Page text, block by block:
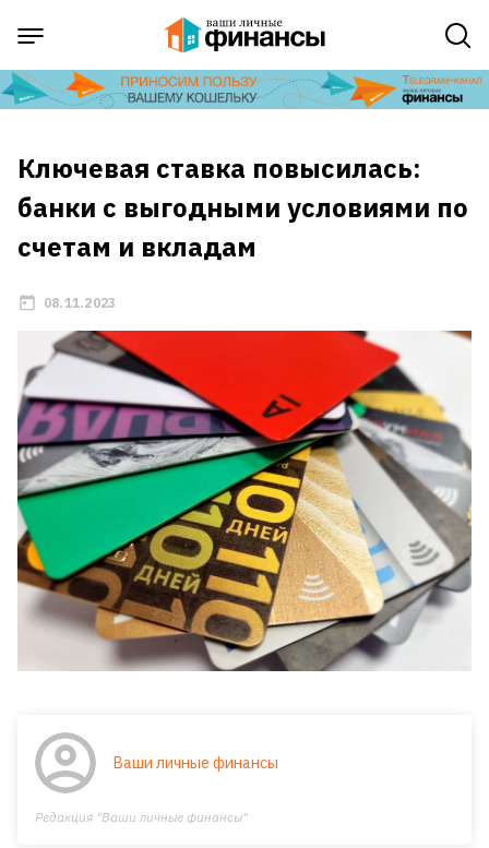
Ключевая ставка повысилась:
банки с выгодными условиями по
счетам и вкладам
08.11.2023
Ваши личные финансы
Редакция "Ваши личные финансы"